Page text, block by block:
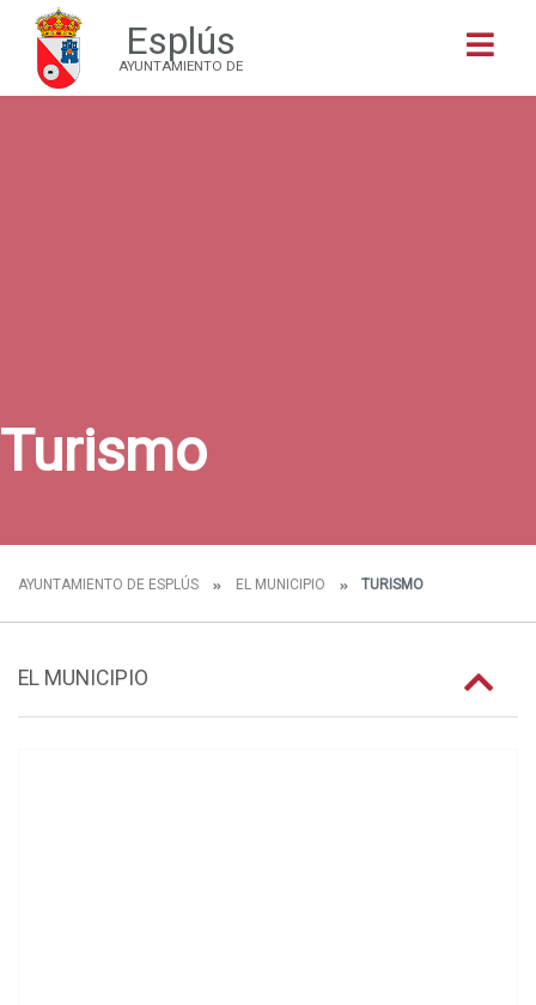
Esplús
AYUNTAMIENTO DE
Turismo
AYUNTAMIENTO DE ESPLÚS EL MUNICIPIO TURISMO
EL MUNICIPIO